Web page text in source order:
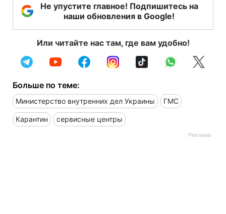
Не упустите главное! Подпишитесь на
наши обновления в Google!
Или читайте нас там, где вам удобно!
Больше по теме:
Министерство внутренних дел Украины ГМС
Карантин сервисные центры